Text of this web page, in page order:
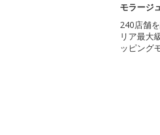
モラージ
240店舗
リア最大
ッピング